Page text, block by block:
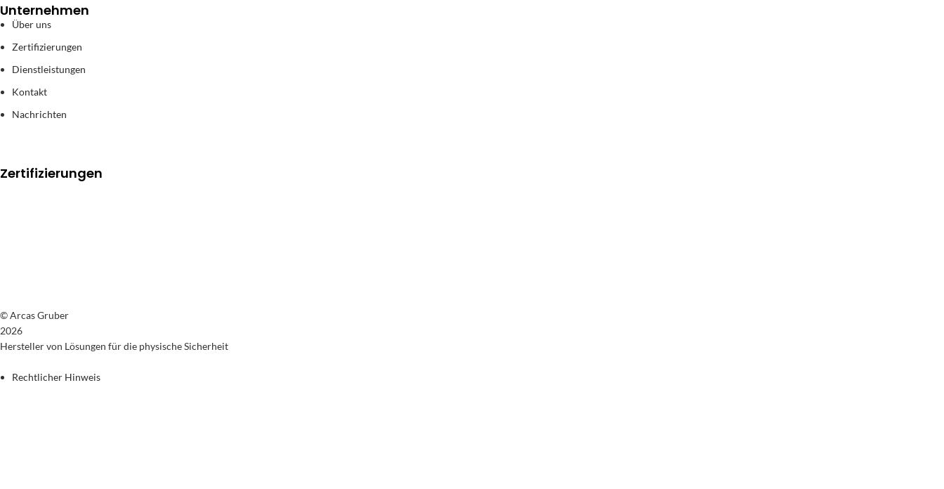
Unternehmen
Über uns
Zertifizierungen
Dienstleistungen
Kontakt
Nachrichten
Zertifizierungen
© Arcas Gruber
2026
Hersteller von Lösungen für die physische Sicherheit
Rechtlicher Hinweis